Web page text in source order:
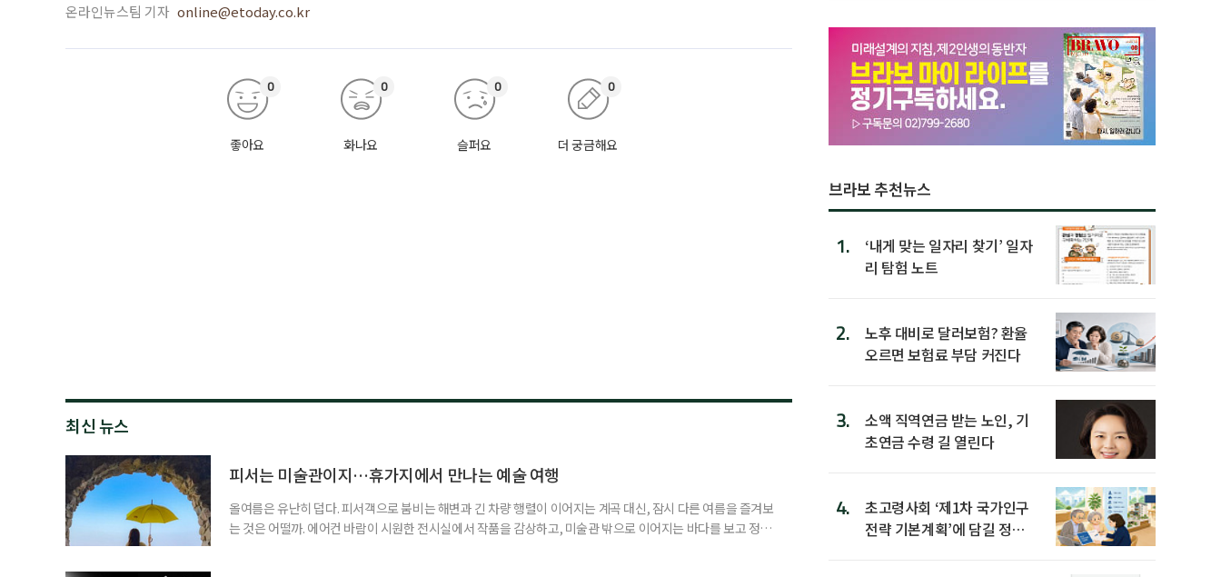
온라인뉴스팀 기자 online@etoday.co.kr
좋아요
0
화나요
0
슬퍼요
0
더 궁금해요
0
최신 뉴스
피서는 미술관이지…휴가지에서 만나는 예술 여행
올여름은 유난히 덥다. 피서객으로 붐비는 해변과 긴 차량 행렬이 이어지는 계곡 대신, 잠시 다른 여름을 즐겨보
는 것은 어떨까. 에어컨 바람이 시원한 전시실에서 작품을 감상하고, 미술관 밖으로 이어지는 바다를 보고 정원
브라보 추천뉴스
1.
‘내게 맞는 일자리 찾기’ 일자
리 탐험 노트
2.
노후 대비로 달러보험? 환율
오르면 보험료 부담 커진다
3.
소액 직역연금 받는 노인, 기
초연금 수령 길 열린다
4.
초고령사회 ‘제1차 국가인구
전략 기본계획’에 담길 정책